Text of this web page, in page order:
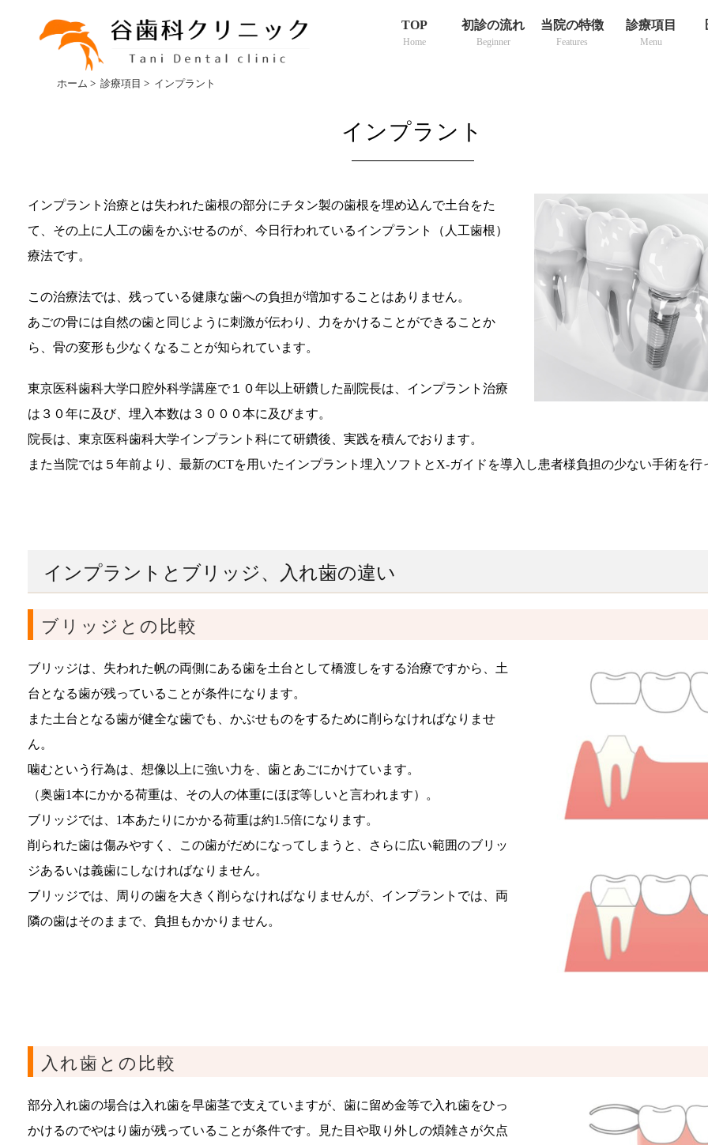
TOP
Home
初診の流れ
Beginner
当院の特徴
Features
診療項目
Menu
ホーム > 診療項目 > インプラント
インプラント
インプラント治療とは失われた歯根の部分にチタン製の歯根を埋め込んで土台をた
て、その上に人工の歯をかぶせるのが、今日行われているインプラント（人工歯根）
療法です。
この治療法では、残っている健康な歯への負担が増加することはありません。
あごの骨には自然の歯と同じように刺激が伝わり、力をかけることができることか
ら、骨の変形も少なくなることが知られています。
東京医科歯科大学口腔外科学講座で１０年以上研鑽した副院長は、インプラント治療
は３０年に及び、埋入本数は３０００本に及びます。
院長は、東京医科歯科大学インプラント科にて研鑽後、実践を積んでおります。
また当院では５年前より、最新のCTを用いたインプラント埋入ソフトとX‐ガイドを導入し患者様負担の少ない手術を行
インプラントとブリッジ、入れ歯の違い
ブリッジとの比較
ブリッジは、失われた帆の両側にある歯を土台として橋渡しをする治療ですから、土
台となる歯が残っていることが条件になります。
また土台となる歯が健全な歯でも、かぶせものをするために削らなければなりませ
ん。
噛むという行為は、想像以上に強い力を、歯とあごにかけています。
（奥歯1本にかかる荷重は、その人の体重にほぼ等しいと言われます）。
ブリッジでは、1本あたりにかかる荷重は約1.5倍になります。
削られた歯は傷みやすく、この歯がだめになってしまうと、さらに広い範囲のブリッ
ジあるいは義歯にしなければなりません。
ブリッジでは、周りの歯を大きく削らなければなりませんが、インプラントでは、両
隣の歯はそのままで、負担もかかりません。
入れ歯との比較
部分入れ歯の場合は入れ歯を早歯茎で支えていますが、歯に留め金等で入れ歯をひっ
かけるのでやはり歯が残っていることが条件です。見た目や取り外しの煩雑さが欠点